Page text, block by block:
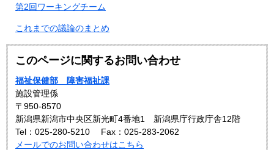
第2回ワーキングチーム
これまでの議論のまとめ
このページに関するお問い合わせ
福祉保健部 障害福祉課
施設管理係
〒950-8570
新潟県新潟市中央区新光町4番地1 新潟県庁行政庁舎12階
Tel：025-280-5210
Fax：025-283-2062
メールでのお問い合わせはこちら